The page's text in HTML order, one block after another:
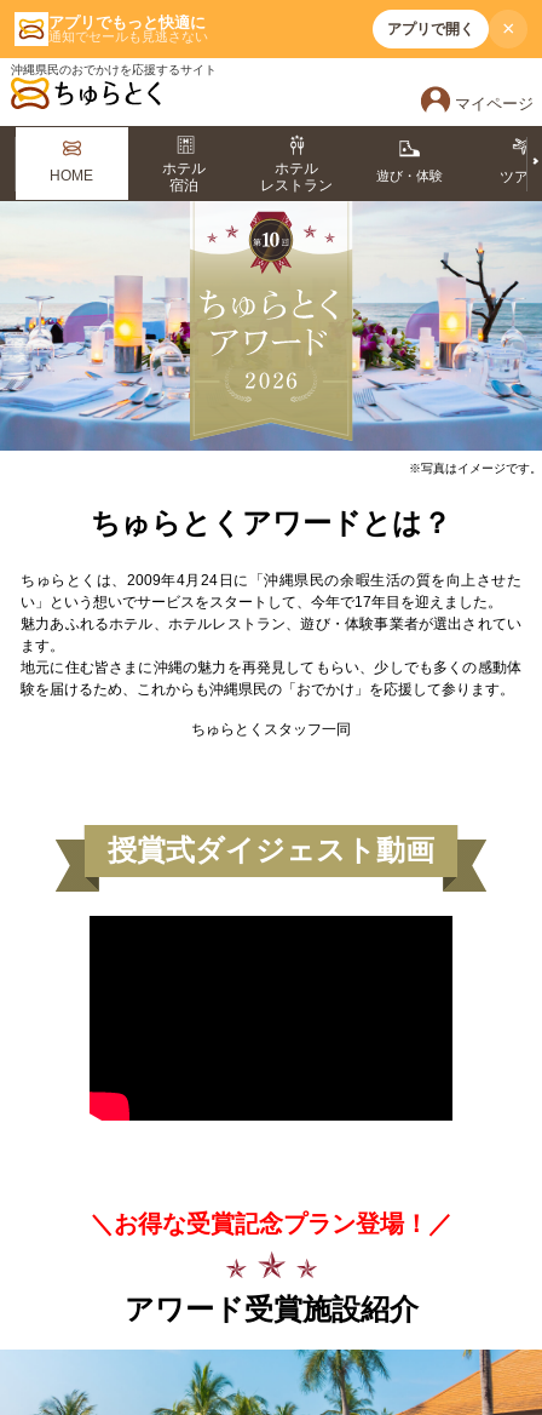
アプリでもっと快適に
通知でセールも見逃さない アプリで開く ×
沖縄県民のおでかけを応援するサイト
マイページ
HOME
ホテル
宿泊
ホテル
レストラン
遊び・体験 ツア
※写真はイメージです。
ちゅらとくアワードとは？
ちゅらとくは、2009年4月24日に「沖縄県民の余暇生活の質を向上させた
い」という想いでサービスをスタートして、今年で17年目を迎えました。
魅力あふれるホテル、ホテルレストラン、遊び・体験事業者が選出されてい
ます。
地元に住む皆さまに沖縄の魅力を再発見してもらい、少しでも多くの感動体
験を届けるため、これからも沖縄県民の「おでかけ」を応援して参ります。
ちゅらとくスタッフ一同
授賞式ダイジェスト動画
＼お得な受賞記念プラン登場！／
アワード受賞施設紹介